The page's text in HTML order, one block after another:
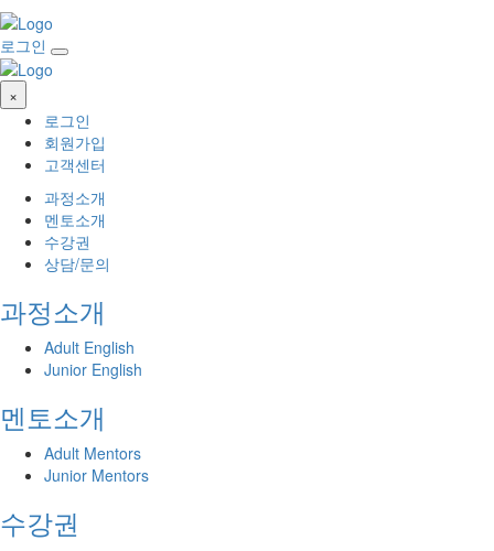
로그인
×
로그인
회원가입
고객센터
과정소개
멘토소개
수강권
상담/문의
과정소개
Adult English
Junior English
멘토소개
Adult Mentors
Junior Mentors
수강권